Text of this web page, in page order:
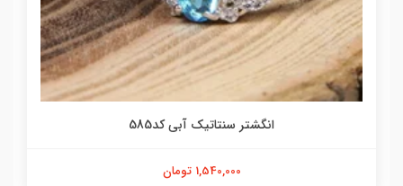
انگشتر سنتاتیک آبی کد585
1,540,000 تومان